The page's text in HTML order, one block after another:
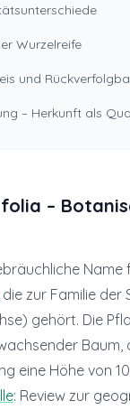
Wurzelreife
und
– Herkunft als
–
Name
, die zur Familie
gehört. Die
Baum,
eine Höhe von
: Review zur